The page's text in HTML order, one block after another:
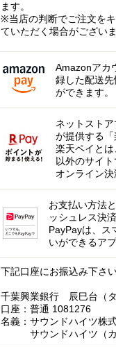
ます。
※当店の判断でご注文を
ていただく場合がございま
Amazonアカ
録した配送
ができます。
ネットスト
が提供する「
楽天ペイと
以外のサイ
オンライン決
お支払い方法
ッシュレス決
PayPayは、ス
いができるアプ
下記口座にお振込み下さい
千葉興業銀行 辰巳台（
口座：普通 1081276
名義：サウンドハイツ株
サウンドハイツ（カ